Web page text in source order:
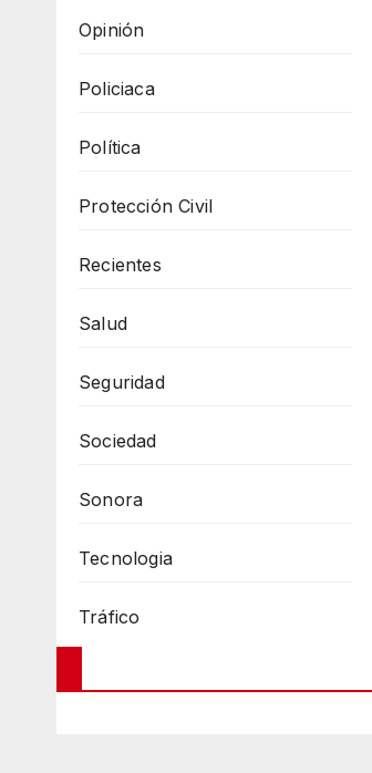
Opinión
Policiaca
Política
Protección Civil
Recientes
Salud
Seguridad
Sociedad
Sonora
Tecnologia
Tráfico